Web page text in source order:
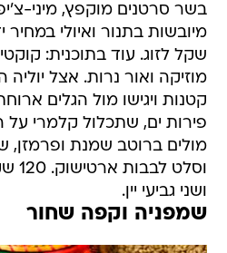
בשר סרטנים מוקפץ, מיני-
שקל לזוג. עוד בתוכנית:
מוזיקה ואור נרות. אצל
קטנות ויגישו מול הגלים
פירות ים, שתכלול קלמרי על
מולים ברוטב שמנת ופרמזן,
ושני גביעי יין.
שמפניה וקפה שחור